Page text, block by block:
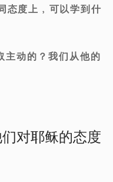
态度上﹐可以学到什
主动的？我们从他的
对耶稣的态度